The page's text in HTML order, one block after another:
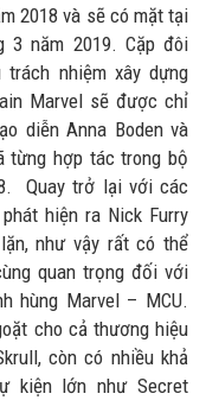
2018 và sẽ có mặt tại
3 năm 2019. Cặp đôi
trách nhiệm xây dựng
Marvel sẽ được chỉ
diễn Anna Boden và
từng hợp tác trong bộ
Quay trở lại với các
hiện ra Nick Furry
như vậy rất có thể
quan trọng đối với
hùng Marvel – MCU.
cho cả thương hiệu
còn có nhiều khả
kiện lớn như Secret